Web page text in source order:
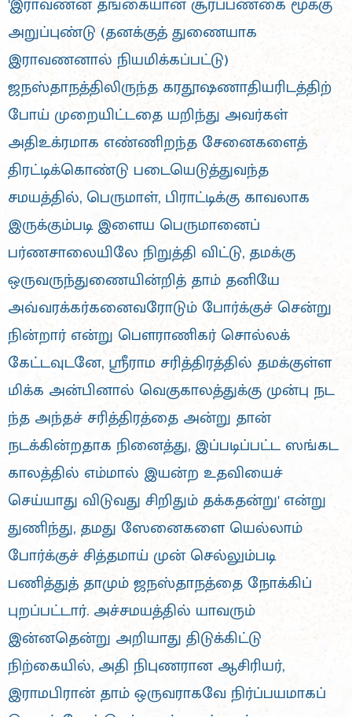
அறுப்புண்டு (தனக்குத் துணையாக
இராவணனால் நியமிக்கப்பட்டு)
ஜநஸ்தாநத்திலிருந்த கரதூஷணாதியரிடத்திற்
போய் முறையிட்டதை யறிந்து அவர்கள்
அதிஉக்ரமாக எண்ணிறந்த சேனைகளைத்
திரட்டிக்கொண்டு படையெடுத்துவந்த
சமயத்தில், பெருமாள், பிராட்டிக்கு காவலாக
இருக்கும்படி இளைய பெருமானைப்
பர்ணசாலையிலே நிறுத்தி விட்டு, தமக்கு
ஒருவருந்துணையின்றித் தாம் தனியே
அவ்வரக்கர்கனைவரோடும் போர்க்குச் சென்று
நின்றார் என்று பௌராணிகர் சொல்லக்
கேட்டவுடனே, ஸ்ரீராம சரித்திரத்தில் தமக்குள்ள
மிக்க அன்பினால் வெகுகாலத்துக்கு முன்பு நட
ந்த அந்தச் சரித்திரத்தை அன்று தான்
நடக்கின்றதாக நினைத்து, இப்படிப்பட்ட ஸங்கட
காலத்தில் எம்மால் இயன்ற உதவியைச்
செய்யாது விடுவது சிறிதும் தக்கதன்று' என்று
துணிந்து, தமது ஸேனைகளை யெல்லாம்
போர்க்குச் சித்தமாய் முன் செல்லும்படி
பணித்துத் தாமும் ஜநஸ்தாநத்தை நோக்கிப்
புறப்பட்டார். அச்சமயத்தில் யாவரும்
இன்னதென்று அறியாது திடுக்கிட்டு
நிற்கையில், அதி நிபுணரான ஆசிரியர்,
இராமபிரான் தாம் ஒருவராகவே நிர்ப்பயமாகப்